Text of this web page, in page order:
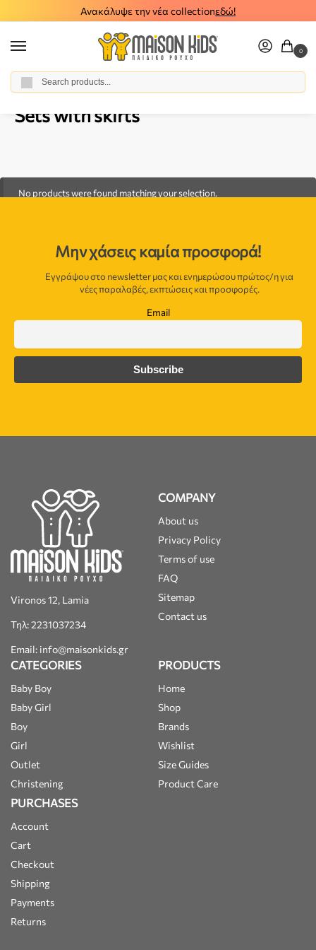
Ανακάλυψε την νέα collectionεδώ!
0
Home / Girl / Clothes
Sets with skirts
No products were found matching your selection.
Μην χάσεις καμία προσφορά!
Εγγράψου στο newsletter μας και ενημερώσου πρώτος/η για
νέες παραλαβές, εκπτώσεις και προσφορές.
Email
Vironos 12, Lamia
Τηλ: 2231037234
Email: info@maisonkids.gr
COMPANY
About us
Privacy Policy
Terms of use
FAQ
Sitemap
Contact us
CATEGORIES
Baby Boy
Baby Girl
Boy
Girl
Outlet
Christening
PRODUCTS
Home
Shop
Brands
Wishlist
Size Guides
Product Care
PURCHASES
Account
Cart
Checkout
Shipping
Payments
Returns